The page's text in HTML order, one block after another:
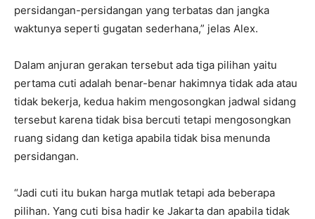
persidangan-persidangan yang terbatas dan jangka
waktunya seperti gugatan sederhana,” jelas Alex.
Dalam anjuran gerakan tersebut ada tiga pilihan yaitu
pertama cuti adalah benar-benar hakimnya tidak ada atau
tidak bekerja, kedua hakim mengosongkan jadwal sidang
tersebut karena tidak bisa bercuti tetapi mengosongkan
ruang sidang dan ketiga apabila tidak bisa menunda
persidangan.
“Jadi cuti itu bukan harga mutlak tetapi ada beberapa
pilihan. Yang cuti bisa hadir ke Jakarta dan apabila tidak